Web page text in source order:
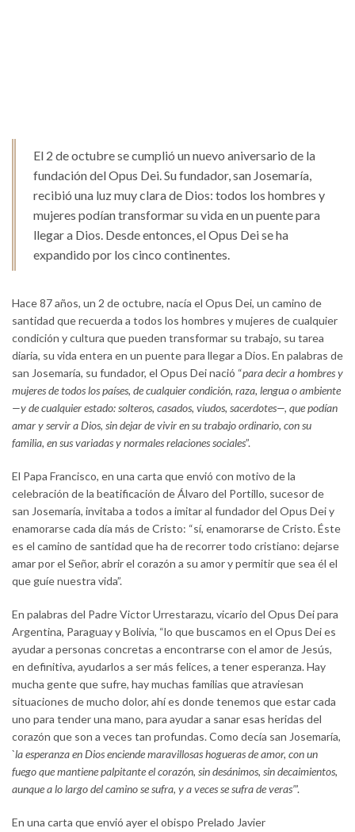
El 2 de octubre se cumplió un nuevo aniversario de la
fundación del Opus Dei. Su fundador, san Josemaría,
recibió una luz muy clara de Dios: todos los hombres y
mujeres podían transformar su vida en un puente para
llegar a Dios. Desde entonces, el Opus Dei se ha
expandido por los cinco continentes.
Hace 87 años, un 2 de octubre, nacía el Opus Dei, un camino de
santidad que recuerda a todos los hombres y mujeres de cualquier
condición y cultura que pueden transformar su trabajo, su tarea
diaria, su vida entera en un puente para llegar a Dios. En palabras de
san Josemaría, su fundador, el Opus Dei nació “para decir a hombres y
mujeres de todos los países, de cualquier condición, raza, lengua o ambiente
—y de cualquier estado: solteros, casados, viudos, sacerdotes—, que podían
amar y servir a Dios, sin dejar de vivir en su trabajo ordinario, con su
familia, en sus variadas y normales relaciones sociales”.
El Papa Francisco, en una carta que envió con motivo de la
celebración de la beatificación de Álvaro del Portillo, sucesor de
san Josemaría, invitaba a todos a imitar al fundador del Opus Dei y
enamorarse cada día más de Cristo: “sí, enamorarse de Cristo. Éste
es el camino de santidad que ha de recorrer todo cristiano: dejarse
amar por el Señor, abrir el corazón a su amor y permitir que sea él el
que guíe nuestra vida”.
En palabras del Padre Victor Urrestarazu, vicario del Opus Dei para
Argentina, Paraguay y Bolivia, “lo que buscamos en el Opus Dei es
ayudar a personas concretas a encontrarse con el amor de Jesús,
en definitiva, ayudarlos a ser más felices, a tener esperanza. Hay
mucha gente que sufre, hay muchas familias que atraviesan
situaciones de mucho dolor, ahí es donde tenemos que estar cada
uno para tender una mano, para ayudar a sanar esas heridas del
corazón que son a veces tan profundas. Como decía san Josemaría,
`la esperanza en Dios enciende maravillosas hogueras de amor, con un
fuego que mantiene palpitante el corazón, sin desánimos, sin decaimientos,
aunque a lo largo del camino se sufra, y a veces se sufra de veras’”.
En una carta que envió ayer el obispo Prelado Javier